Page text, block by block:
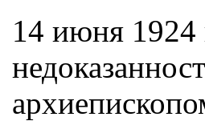
14 июня 1924